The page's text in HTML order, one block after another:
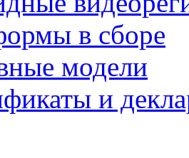
в сборе
модели
и